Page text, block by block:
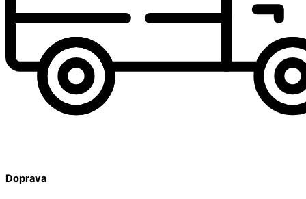
Doprava